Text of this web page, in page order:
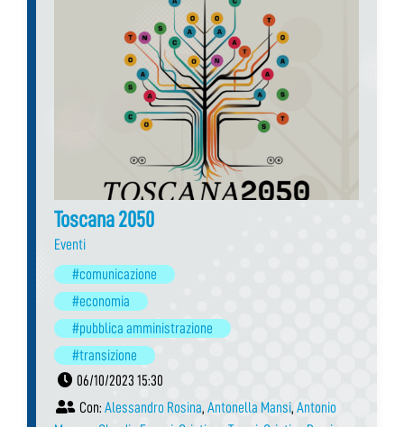
Toscana 2050
Eventi
#comunicazione
#economia
#pubblica amministrazione
#transizione
06/10/2023 15:30
Con: Alessandro Rosina, Antonella Mansi, Antonio